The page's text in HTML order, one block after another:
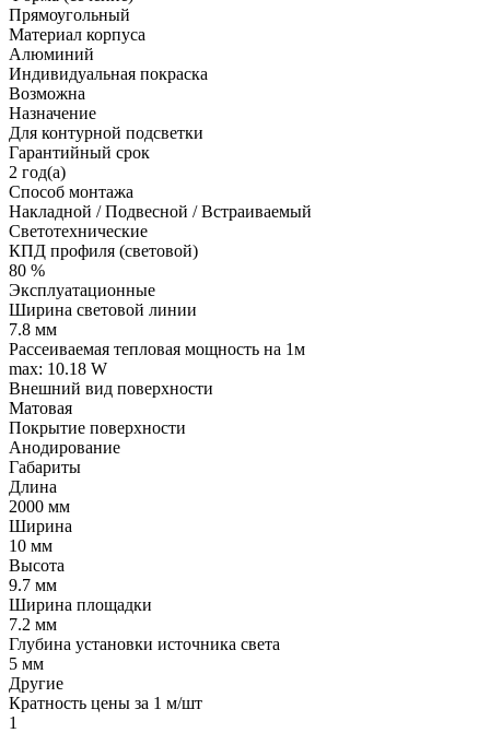
Прямоугольный
Материал корпуса
Алюминий
Индивидуальная покраска
Возможна
Назначение
Для контурной подсветки
Гарантийный срок
2 год(а)
Способ монтажа
Накладной / Подвесной / Встраиваемый
Светотехнические
КПД профиля (cветовой)
80 %
Эксплуатационные
Ширина световой линии
7.8 мм
Рассеиваемая тепловая мощность на 1м
max: 10.18 W
Внешний вид поверхности
Матовая
Покрытие поверхности
Анодирование
Габариты
Длина
2000 мм
Ширина
10 мм
Высота
9.7 мм
Ширина площадки
7.2 мм
Глубина установки источника света
5 мм
Другие
Кратность цены за 1 м/шт
1